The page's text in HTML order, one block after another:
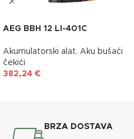
AEG BBH 12 LI-401C
Akumulatorski alat, Aku bušaći
čekići
382,24 €
BRZA DOSTAVA